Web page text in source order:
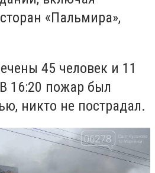
«Пальмира»,
45 человек и 11
16:20 пожар был
никто не пострадал.